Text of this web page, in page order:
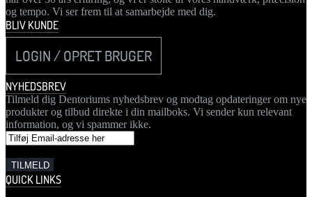
og tempo. Vi ser frem til at samarbejde med dig.
BLIV KUNDE
LOGIN / OPRET BRUGER
NYHEDSBREV
Tilmeld dig Dentoriums nyhedsbrev og modtag opdateringer om nye
produkter og tilbud direkte i din mailboks. Vi sender kun relevant
information, og vi spammer ikke.
QUICK LINKS